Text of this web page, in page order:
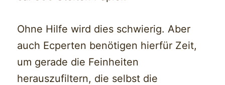
Ohne Hilfe wird dies schwierig. Aber
auch Ecperten benötigen hierfür Zeit,
um gerade die Feinheiten
herauszufiltern, die selbst die